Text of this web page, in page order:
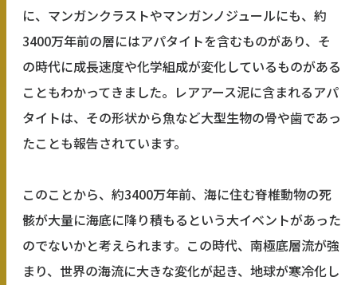
に、マンガンクラストやマンガンノジュールにも、約
3400万年前の層にはアパタイトを含むものがあり、そ
の時代に成長速度や化学組成が変化しているものがある
こともわかってきました。レアアース泥に含まれるアパ
タイトは、その形状から魚など大型生物の骨や歯であっ
たことも報告されています。
このことから、約3400万年前、海に住む脊椎動物の死
骸が大量に海底に降り積もるという大イベントがあった
のでないかと考えられます。この時代、南極底層流が強
まり、世界の海流に大きな変化が起き、地球が寒冷化し